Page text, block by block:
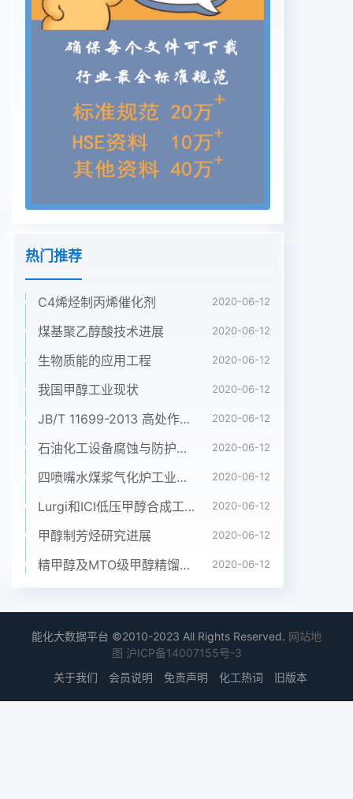
热门推荐
C4烯烃制丙烯催化剂 2020-06-12
煤基聚乙醇酸技术进展 2020-06-12
生物质能的应用工程 2020-06-12
我国甲醇工业现状 2020-06-12
JB/T 11699-2013 高处作业吊篮安装、拆卸、使用技术规程 2020-06-12
石油化工设备腐蚀与防护参考书十本免费下载，绝版珍藏 2020-06-12
四喷嘴水煤浆气化炉工业应用情况简介 2020-06-12
Lurgi和ICI低压甲醇合成工艺比较 2020-06-12
甲醇制芳烃研究进展 2020-06-12
精甲醇及MTO级甲醇精馏工艺技术进展 2020-06-12
能化大数据平台 ©2010-2023 All Rights Reserved. 网站地
图 沪ICP备14007155号-3
关于我们
会员说明 免责声明 化工热词 旧版本